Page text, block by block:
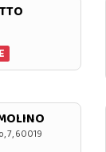
7, 60019